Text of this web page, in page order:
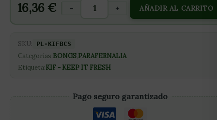
16,36 € - + AÑADIR AL CARRITO
SKU: PL-KIFBCS
Categorías:BONGS,PARAFERNALIA
Etiqueta:KIF - KEEP IT FRESH
Pago seguro garantizado